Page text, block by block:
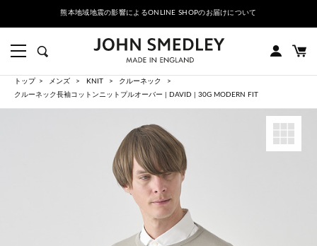
熊本地域地震の影響によるONLINE SHOPのお届けについて
トップ メンズ KNIT
クルーネック
クルーネック長袖コットンニットプルオーバー | DAVID | 30G MODERN FIT